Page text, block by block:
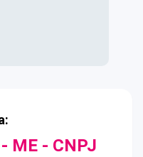
ME - CNPJ